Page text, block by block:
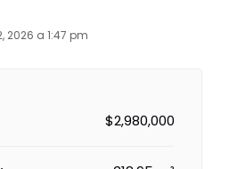
a 1:47 pm
$2,980,000